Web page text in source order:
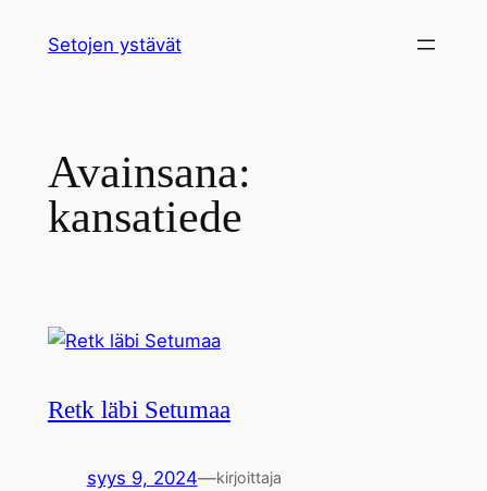
sisältöön
Setojen ystävät
Avainsana:
kansatiede
Retk läbi Setumaa
syys 9, 2024—kirjoittaja